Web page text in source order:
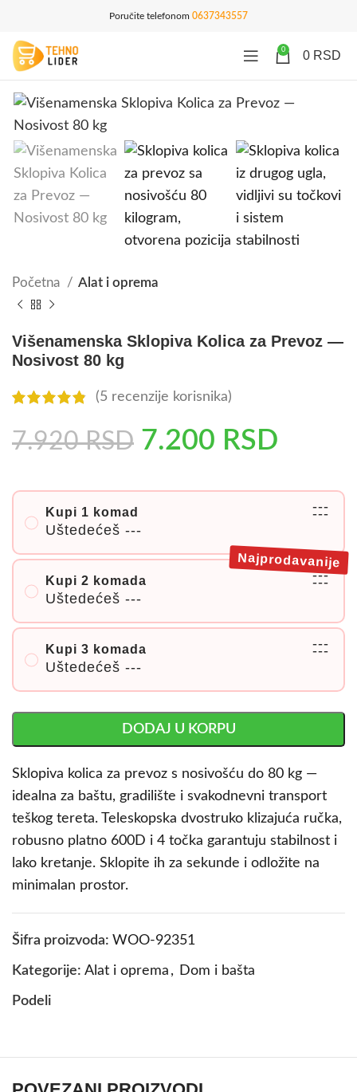
Poručite telefonom 0637343557
0 0 RSD
Početna Alat i oprema
Višenamenska Sklopiva Kolica za Prevoz —
Nosivost 80 kg
(5 recenzije korisnika)
7.920RSD 7.200 RSD
Kupi 1 komad
Uštedećeš ---
---
---
Kupi 2 komada
Uštedećeš ---
---
---
Najprodavanije
Kupi 3 komada
Uštedećeš ---
---
---
DODAJ U KORPU
Sklopiva kolica za prevoz s nosivošću do 80 kg —
idealna za baštu, gradilište i svakodnevni transport
teškog tereta. Teleskopska dvostruko klizajuća ručka,
robusno platno 600D i 4 točka garantuju stabilnost i
lako kretanje. Sklopite ih za sekunde i odložite na
minimalan prostor.
Šifra proizvoda: WOO-92351
Kategorije: Alat i oprema , Dom i bašta
Podeli